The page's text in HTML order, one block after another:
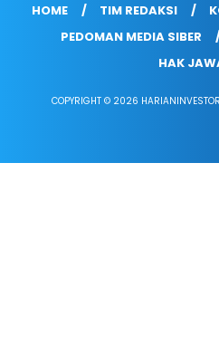
HOME TIM REDAKSI
PEDOMAN MEDIA SIBER
HAK
COPYRIGHT © 2026